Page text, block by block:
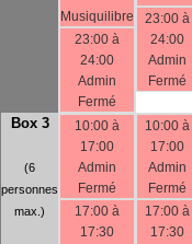
Musiquilibre
23:00 à
24:00
Admin
Fermé
23:00 à
24:00
Admin
Fermé
Box 3
(6
personnes
max.)
10:00 à
17:00
Admin
Fermé
17:00 à
17:30
10:00 à
17:00
Admin
Fermé
17:00 à
17:30